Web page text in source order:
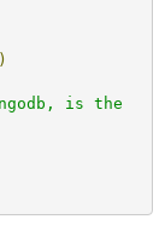
)
is the